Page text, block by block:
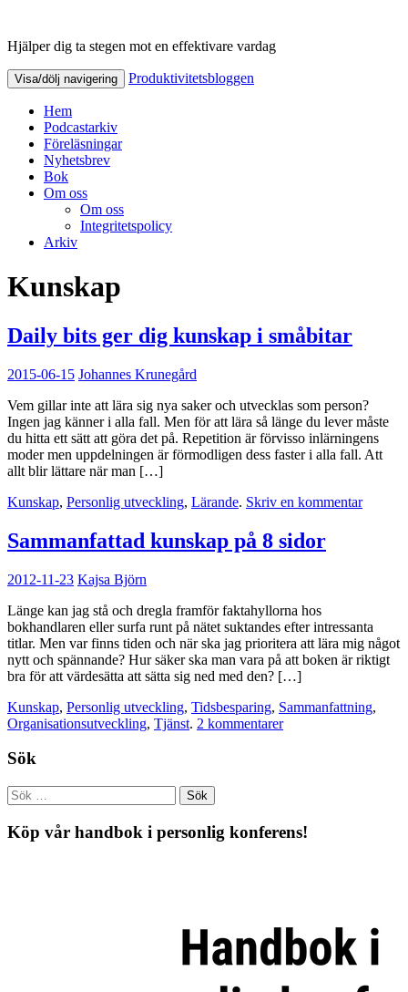
Produktivitetsbloggen
Hjälper dig ta stegen mot en effektivare vardag
Visa/dölj navigering Produktivitetsbloggen
Hem
Podcastarkiv
Föreläsningar
Nyhetsbrev
Bok
Om oss
Om oss
Integritetspolicy
Arkiv
Kunskap
Daily bits ger dig kunskap i småbitar
2015-06-15 Johannes Krunegård
Vem gillar inte att lära sig nya saker och utvecklas som person?
Ingen jag känner i alla fall. Men för att lära så länge du lever måste
du hitta ett sätt att göra det på. Repetition är förvisso inlärningens
moder men uppdelningen är förmodligen dess faster i alla fall. Att
allt blir lättare när man […]
Kunskap, Personlig utveckling, Lärande. Skriv en kommentar
Sammanfattad kunskap på 8 sidor
2012-11-23 Kajsa Björn
Länge kan jag stå och dregla framför faktahyllorna hos
bokhandlaren eller surfa runt på nätet suktandes efter intressanta
titlar. Men var finns tiden och när ska jag prioritera att lära mig något
nytt och spännande? Hur säker ska man vara på att boken är riktigt
bra för att värdesätta att sätta sig ned med den? […]
Kunskap, Personlig utveckling, Tidsbesparing, Sammanfattning,
Organisationsutveckling, Tjänst. 2 kommentarer
Sök
Köp vår handbok i personlig konferens!